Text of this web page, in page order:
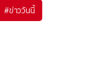
#ข่าววันนี้